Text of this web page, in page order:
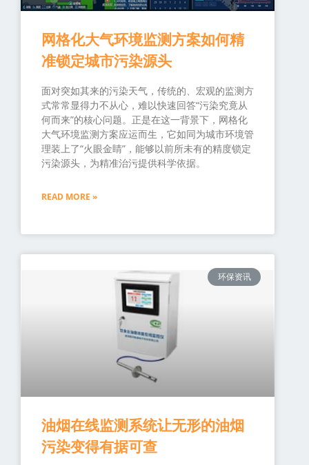
网格化大气环境监测方案如何精
准锁定城市污染源头
面对突如其来的污染天气，传统的、宏观的监测方
式常常显得力不从心，难以快速回答“污染究竟从
何而来”的核心问题。正是在这一背景下，网格化
大气环境监测方案应运而生，它如同为城市环境管
理装上了“火眼金睛”，能够以前所未有的精度锁定
污染源头，为精准治污提供科学依据。
READ MORE »
环保资讯
油烟在线监测系统让无形的油烟
污染变得有据可查